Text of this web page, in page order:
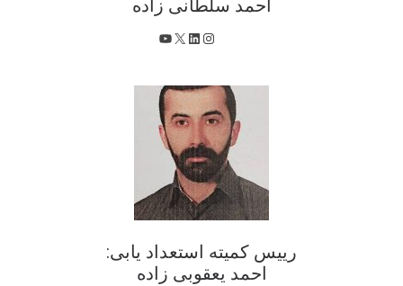
احمد سلطانی زاده
اینستاگرم
لینکداین
X یوتیوب
رییس کمیته استعداد یابی:
احمد یعقوبی زاده